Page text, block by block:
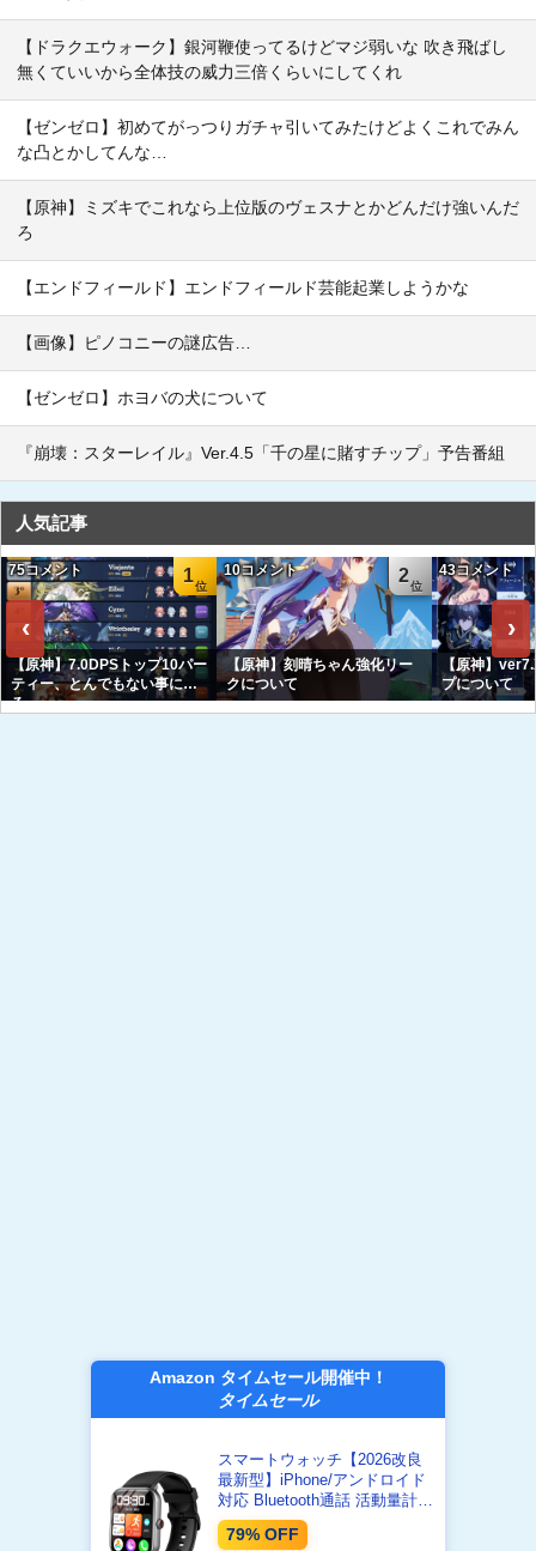
【ドラクエウォーク】銀河鞭使ってるけどマジ弱いな 吹き飛ばし
無くていいから全体技の威力三倍くらいにしてくれ
【ゼンゼロ】初めてがっつりガチャ引いてみたけどよくこれでみん
な凸とかしてんな…
【原神】ミズキでこれなら上位版のヴェスナとかどんだけ強いんだ
ろ
【エンドフィールド】エンドフィールド芸能起業しようかな
【画像】ピノコニーの謎広告…
【ゼンゼロ】ホヨバの犬について
『崩壊：スターレイル』Ver.4.5「千の星に賭すチップ」予告番組
人気記事
‹
1
75コメント
【原神】7.0DPSトップ10パー
ティー、とんでもない事にな
る
2
10コメント
【原神】刻晴ちゃん強化リー
クについて
43コメント
【原神】
プについて
›
Amazon タイムセール開催中！
タイムセール
スマートウォッチ【2026改良
最新型】iPhone/アンドロイド
対応 Bluetooth通話 活動量計
SMS/Line通知 運動 防水 ブラ
ック
79% OFF